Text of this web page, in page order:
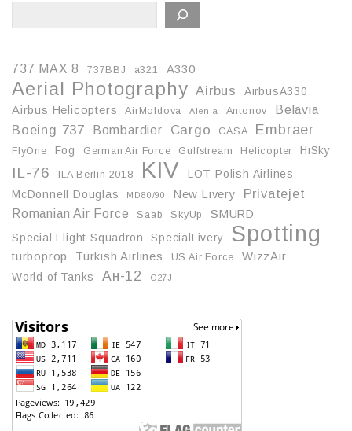
737 MAX 8 737BBJ a321 A330
Aerial Photography Airbus
AirbusA330
Airbus Helicopters
AirMoldova Alenia Antonov Belavia
Boeing 737 Bombardier Cargo CASA Embraer
FlyOne Fog German Air Force Gulfstream Helicopter HiSky
IL-76 ILA Berlin 2018 KIV
LOT Polish Airlines
McDonnell Douglas
MD80/90 New Livery Privatejet
Romanian Air Force Saab SkyUp
SMURD
Special Flight Squadron
SpecialLivery Spotting
turboprop Turkish Airlines US Air Force
WizzAir
World of Tanks
Ан-12 С27J